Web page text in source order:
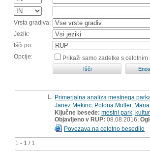
Vrsta gradiva:
Jezik:
Išči po:
Opcije:
Prikaži samo zadetke s
1 - 1 / 1
1. Primerjalna analiza mestnega
Janez Mekinc Polona Müller,
Ključne besede: mestni park
Objavljeno v RUP: 08.08.2016;
Povezava na celotno besedilo